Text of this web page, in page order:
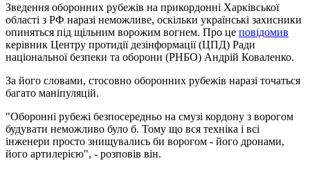
Зведення оборонних рубежів на прикордонні Харківської
області з РФ наразі неможливе, оскільки українські захисники
опиняться під щільним ворожим вогнем. Про це повідомив
керівник Центру протидії дезінформації (ЦПД) Ради
національної безпеки та оборони (РНБО) Андрій Коваленко.
За його словами, стосовно оборонних рубежів наразі точаться
багато маніпуляцій.
"Оборонні рубежі безпосередньо на смузі кордону з ворогом
будувати неможливо було б. Тому що вся техніка і всі
інженери просто знищувались би ворогом - його дронами,
його артилерією", - розповів він.